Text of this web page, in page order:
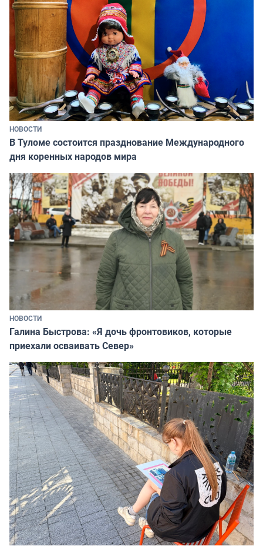
НОВОСТИ
В Туломе состоится празднование Международного
дня коренных народов мира
НОВОСТИ
Галина Быстрова: «Я дочь фронтовиков, которые
приехали осваивать Север»